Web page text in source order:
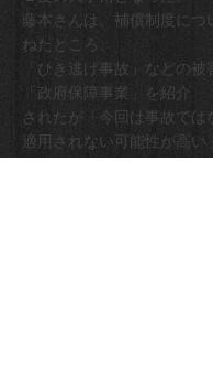
藤本さんは、補償制度につ
ねたところ、
「ひき逃げ事故」などの
「政府保障事業」を紹介
されたが「今回は事故では
適用されない可能性が高い」